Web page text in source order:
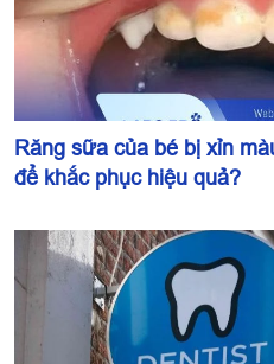
Răng sữa của bé bị xỉn
để khắc phục hiệu quả?